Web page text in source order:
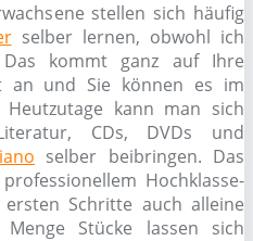
stellen sich häufig
selber lernen, obwohl ich
kommt ganz auf Ihre
an und Sie können es im
kann man sich
CDs, DVDs und
selber beibringen. Das
Hochklasse-
Schritte auch alleine
Stücke lassen sich